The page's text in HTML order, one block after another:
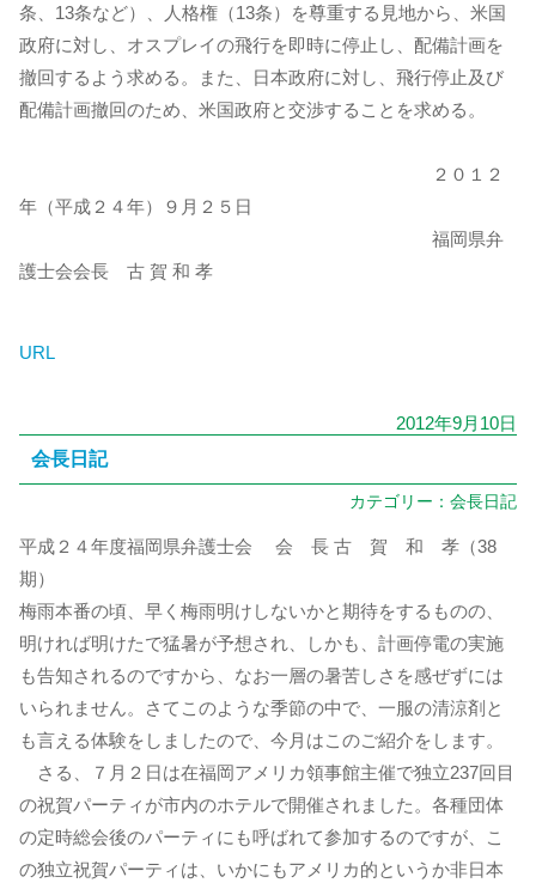
条、13条など）、人格権（13条）を尊重する見地から、米国
政府に対し、オスプレイの飛行を即時に停止し、配備計画を
撤回するよう求める。また、日本政府に対し、飛行停止及び
配備計画撤回のため、米国政府と交渉することを求める。
２０１２
年（平成２４年）９月２５日
福岡県弁
護士会会長 古 賀 和 孝
URL
2012年9月10日
会長日記
カテゴリー： 会長日記
平成２４年度福岡県弁護士会 会 長 古 賀 和 孝（38
期）
梅雨本番の頃、早く梅雨明けしないかと期待をするものの、
明ければ明けたで猛暑が予想され、しかも、計画停電の実施
も告知されるのですから、なお一層の暑苦しさを感ぜずには
いられません。さてこのような季節の中で、一服の清涼剤と
も言える体験をしましたので、今月はこのご紹介をします。
さる、７月２日は在福岡アメリカ領事館主催で独立237回目
の祝賀パーティが市内のホテルで開催されました。各種団体
の定時総会後のパーティにも呼ばれて参加するのですが、こ
の独立祝賀パーティは、いかにもアメリカ的というか非日本